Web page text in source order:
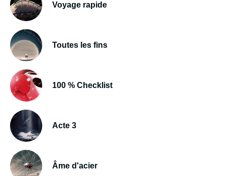
Voyage rapide
Toutes les fins
100 % Checklist
Acte 3
Âme d'acier